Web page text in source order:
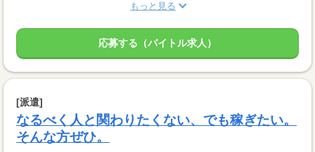
もっと見る
応募する（バイトル求人）
[派遣]
なるべく人と関わりたくない、でも稼ぎたい。
そんな方ぜひ。